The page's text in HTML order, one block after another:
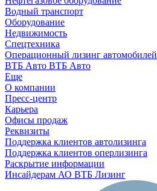
Водный транспорт
Оборудование
Недвижимость
Спецтехника
Операционный лизинг автомобилей
ВТБ Авто ВТБ Авто
Еще
О компании
Пресс-центр
Карьера
Офисы продаж
Реквизиты
Поддержка клиентов автолизинга
Поддержка клиентов оперлизинга
Раскрытие информации
Инсайдерам АО ВТБ Лизинг